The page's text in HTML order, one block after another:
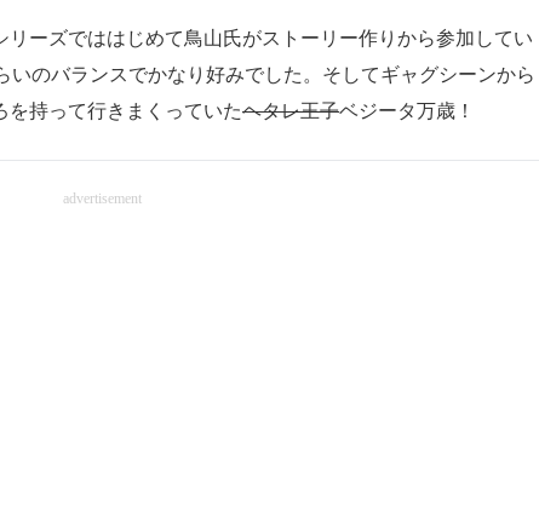
ーズでははじめて鳥山氏がストーリー作りから参加してい
いのバランスでかなり好みでした。そしてギャグシーンから
を持って行きまくっていたヘタレ王子ベジータ万歳！
advertisement